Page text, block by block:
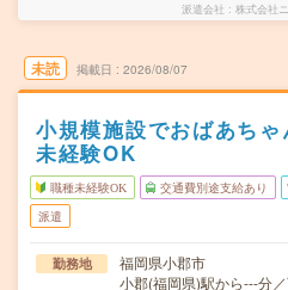
派遣会社 株式会社
未読 掲載日 2026/08/07
小規模施設でおばあちゃ
未経験OK
職種未経験OK 交通費別途支給あり
派遣
勤務地
福岡県小郡市
小郡(福岡県)駅から---分